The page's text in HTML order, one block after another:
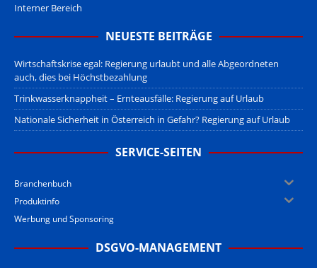
Interner Bereich
NEUESTE BEITRÄGE
Wirtschaftskrise egal: Regierung urlaubt und alle Abgeordneten
auch, dies bei Höchstbezahlung
Trinkwasserknappheit – Ernteausfälle: Regierung auf Urlaub
Nationale Sicherheit in Österreich in Gefahr? Regierung auf Urlaub
SERVICE-SEITEN
Branchenbuch
Produktinfo
Werbung und Sponsoring
DSGVO-MANAGEMENT